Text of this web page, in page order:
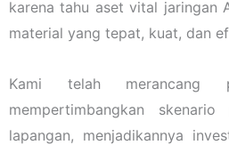
karena tahu aset vital jaringan
material yang tepat, kuat, dan
Kami telah merancang
mempertimbangkan
lapangan, menjadikannya